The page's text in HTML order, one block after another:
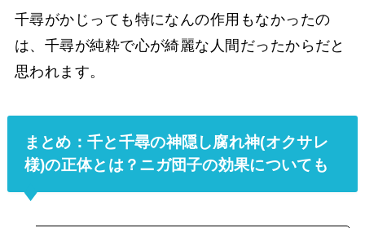
千尋がかじっても特になんの作用もなかったの
は、千尋が純粋で心が綺麗な人間だったからだと
思われます。
まとめ：千と千尋の神隠し腐れ神(オクサレ
様)の正体とは？ニガ団子の効果についても